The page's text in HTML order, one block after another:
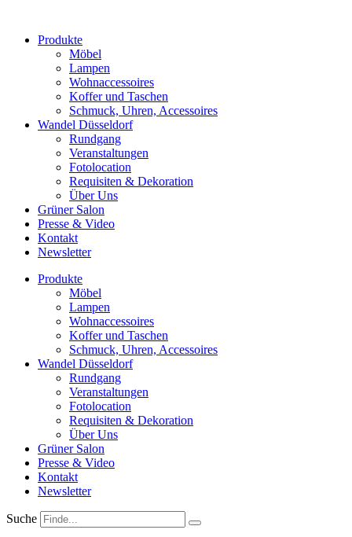
Produkte
Möbel
Lampen
Wohnaccessoires
Koffer und Taschen
Schmuck, Uhren, Accessoires
Wandel Düsseldorf
Rundgang
Veranstaltungen
Fotolocation
Requisiten & Dekoration
Über Uns
Grüner Salon
Presse & Video
Kontakt
Newsletter
Produkte
Möbel
Lampen
Wohnaccessoires
Koffer und Taschen
Schmuck, Uhren, Accessoires
Wandel Düsseldorf
Rundgang
Veranstaltungen
Fotolocation
Requisiten & Dekoration
Über Uns
Grüner Salon
Presse & Video
Kontakt
Newsletter
Suche